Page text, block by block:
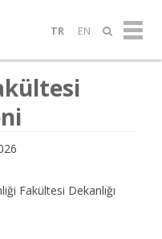
TR EN
Fakültesi Dekanlığı